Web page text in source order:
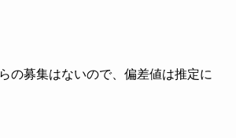
の募集はないので、偏差値は推定に